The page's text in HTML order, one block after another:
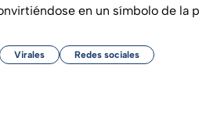
en un símbolo de la
Virales Redes sociales